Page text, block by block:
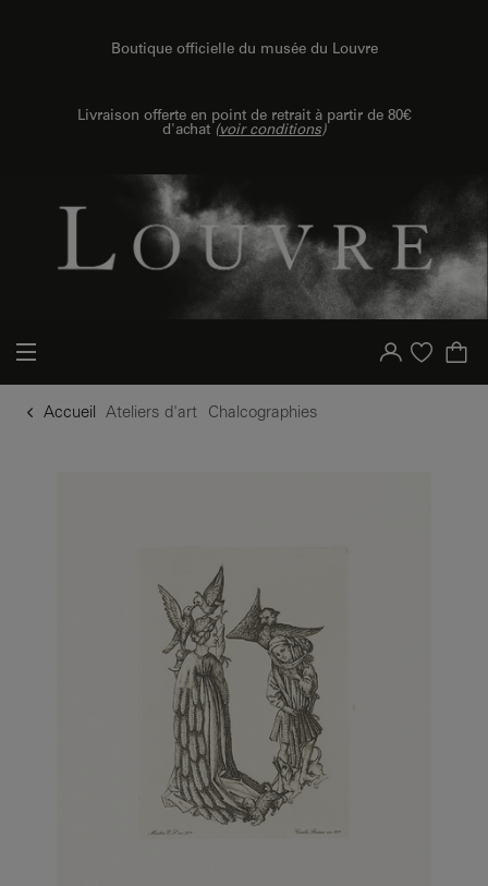
Boutique officielle du musée du Louvre
Livraison offerte en point de retrait à partir de 80€
d'achat (voir conditions)
Votre compte
Liste d'achat
Accueil Ateliers d'art Chalcographies